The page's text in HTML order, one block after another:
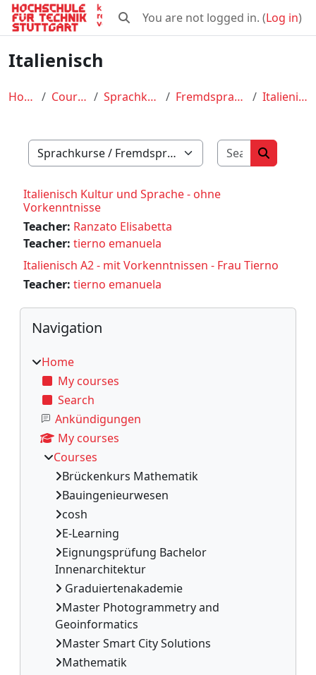
Skip to main content
Toggle search input
You are not logged in. (Log in)
Italienisch
Home Courses Sprachkurse Fremdsprachen Italienisch
Course categories
Search
Search
Italienisch Kultur und Sprache - ohne
Vorkenntnisse
Teacher: Ranzato Elisabetta
Teacher: tierno emanuela
Italienisch A2 - mit Vorkenntnissen - Frau Tierno
Teacher: tierno emanuela
Blocks
Skip Navigation
Navigation
Home
My courses
Search
Ankündigungen
My courses
Courses
Brückenkurs Mathematik
Bauingenieurwesen
cosh
E-Learning
Eignungsprüfung Bachelor
Innenarchitektur
Graduiertenakademie
Master Photogrammetry and
Geoinformatics
Master Smart City Solutions
Mathematik